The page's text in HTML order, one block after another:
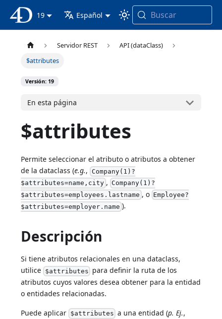
Documentación 4D
19 Español Buscar
Servidor REST
API (dataClass)
$attributes
Versión: 19
En esta página
$attributes
Permite seleccionar el atributo o atributos a obtener
de la dataclass (e.g., Company(1)?
$attributes=name,city , Company(1)?
$attributes=employees.lastname , o Employee?
$attributes=employer.name ).
Descripción
Si tiene atributos relacionales en una dataclass,
utilice $attributes para definir la ruta de los
atributos cuyos valores desea obtener para la entidad
o entidades relacionadas.
Puede aplicar $attributes a una entidad (p. Ej.,